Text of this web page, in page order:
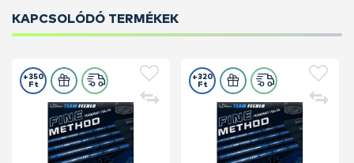
KAPCSOLÓDÓ TERMÉKEK
+350
Ft
+320
Ft